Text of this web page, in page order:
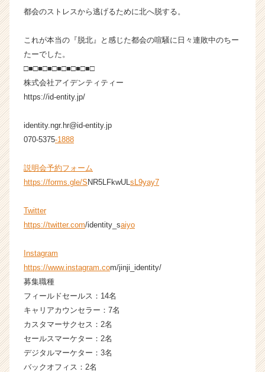
ア
キ
リ
h
C
e
都会のストレスから逃げるために北へ脱する。
これが本当の『脱北』と感じた都会の喧騒に日々連敗中のちー
たーでした。
□■□■□■□■□■□■□■□
株式会社アイデンティティー
https://id-entity.jp/
identity.ngr.hr@id-entity.jp
070-5375-1888
説明会予約フォーム
https://forms.gle/S NR5LFkwUL sL9yay7
Twitter
https://twitter.com/identity_saiyo
Instagram
https://www.instagram.com/jinji_identity/
募集職種
フィールドセールス：14名
キャリアカウンセラー：7名
カスタマーサクセス：2名
セールスマーケター：2名
デジタルマーケター：3名
バックオフィス：2名